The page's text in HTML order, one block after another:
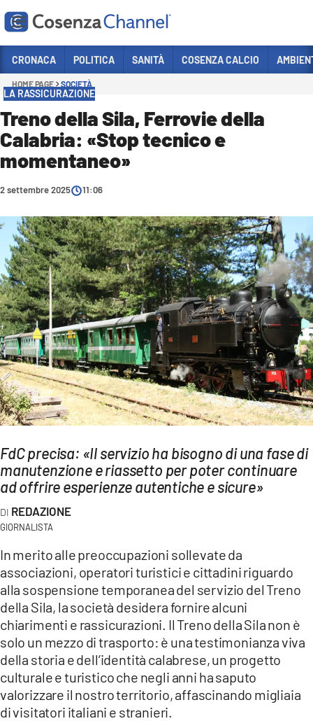
Sezioni
POLITICA
COSENZA CALCIO
ECONOMIA E LAVORO
SANITÀ
SPORT
CULTURA
AMBIENTE
Streaming
LAC TV
LAC NETWORK
LAC ONAIR
LaC
Network
LACTV.IT
LACONAIR.IT
LACITYMAG.IT
ILREGGINO.IT
COSENZACHANNEL.IT
ILVIBONESE.IT
CATANZAROCHANNEL.IT
LACAPITALENEWS.IT
CRONACA POLITICA SANITÀ COSENZA CALCIO
HOME PAGE SOCIETÀ
LA RASSICURAZIONE
Treno della Sila, Ferrovie della
Calabria: «Stop tecnico e
momentaneo»
2 settembre 2025 11:06
FdC precisa: «Il servizio ha bisogno di una fase di
manutenzione e riassetto per poter continuare
ad offrire esperienze autentiche e sicure»
REDAZIONE
GIORNALISTA
In merito alle preoccupazioni sollevate da
associazioni, operatori turistici e cittadini riguardo
alla sospensione temporanea del servizio del Treno
della Sila, la società desidera fornire alcuni
chiarimenti e rassicurazioni. Il Treno della Sila non è
solo un mezzo di trasporto: è una testimonianza viva
della storia e dell’identità calabrese, un progetto
culturale e turistico che negli anni ha saputo
valorizzare il nostro territorio, affascinando migliaia
di visitatori italiani e stranieri.